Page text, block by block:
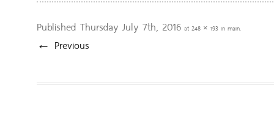
Published Thursday July 7th, 2016 at 248 × 193 in main.
← Previous